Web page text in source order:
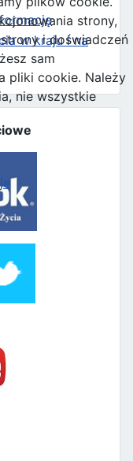
w kraju i na
strony,
i doświadczeń
sam
pliki cookie. Należy
nie wszystkie